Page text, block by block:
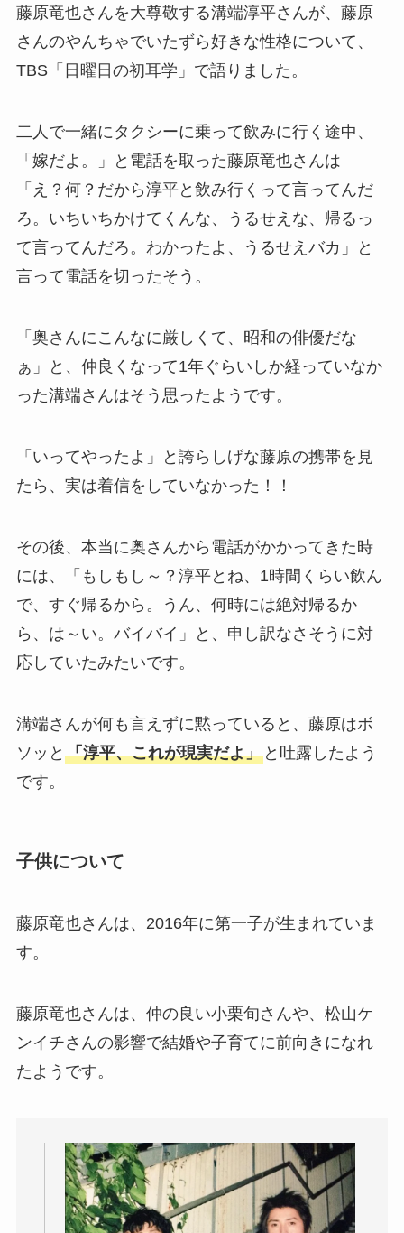
藤原竜也さんを大尊敬する溝端淳平さんが、藤原
さんのやんちゃでいたずら好きな性格について、
TBS「日曜日の初耳学」で語りました。
二人で一緒にタクシーに乗って飲みに行く途中、
「嫁だよ。」と電話を取った藤原竜也さんは
「え？何？だから淳平と飲み行くって言ってんだ
ろ。いちいちかけてくんな、うるせえな、帰るっ
て言ってんだろ。わかったよ、うるせえバカ」と
言って電話を切ったそう。
「奥さんにこんなに厳しくて、昭和の俳優だな
ぁ」と、仲良くなって1年ぐらいしか経っていなか
った溝端さんはそう思ったようです。
「いってやったよ」と誇らしげな藤原の携帯を見
たら、実は着信をしていなかった！！
その後、本当に奥さんから電話がかかってきた時
には、「もしもし～？淳平とね、1時間くらい飲ん
で、すぐ帰るから。うん、何時には絶対帰るか
ら、は～い。バイバイ」と、申し訳なさそうに対
応していたみたいです。
溝端さんが何も言えずに黙っていると、藤原はボ
ソッと 「淳平、これが現実だよ」と吐露したよう
です。
子供について
藤原竜也さんは、2016年に第一子が生まれていま
す。
藤原竜也さんは、仲の良い小栗旬さんや、松山ケ
ンイチさんの影響で結婚や子育てに前向きになれ
たようです。